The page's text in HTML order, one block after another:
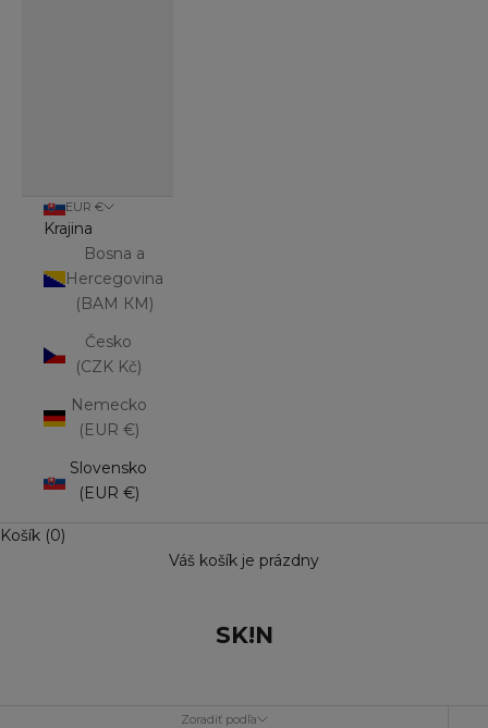
EUR €
Krajina
Bosna a
Hercegovina
(BAM КМ)
Česko
(CZK Kč)
Nemecko
(EUR €)
Slovensko
(EUR €)
Košík (0)
Váš košík je prázdny
SK!N
Zoradiť podľa